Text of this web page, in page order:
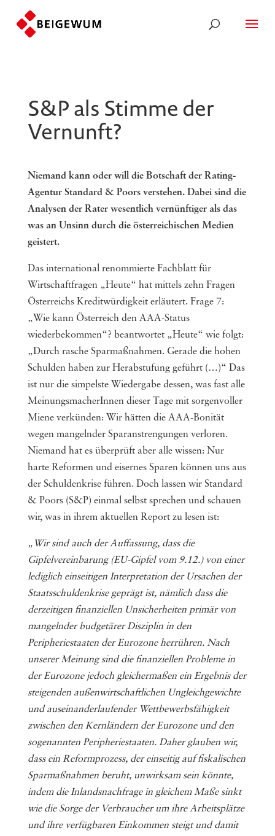
S&P als Stimme der
Vernunft?
Niemand kann oder will die Botschaft der Rating-
Agentur Standard & Poors verstehen. Dabei sind die
Analysen der Rater wesentlich vernünftiger als das
was an Unsinn durch die österreichischen Medien
geistert.
Das international renommierte Fachblatt für
Wirtschaftfragen „Heute“ hat mittels zehn Fragen
Österreichs Kreditwürdigkeit erläutert. Frage 7:
„Wie kann Österreich den AAA-Status
wiederbekommen“? beantwortet „Heute“ wie folgt:
„Durch rasche Sparmaßnahmen. Gerade die hohen
Schulden haben zur Herabstufung geführt (…)“ Das
ist nur die simpelste Wiedergabe dessen, was fast alle
MeinungsmacherInnen dieser Tage mit sorgenvoller
Miene verkünden: Wir hätten die AAA-Bonität
wegen mangelnder Sparanstrengungen verloren.
Niemand hat es überprüft aber alle wissen: Nur
harte Reformen und eisernes Sparen können uns aus
der Schuldenkrise führen. Doch lassen wir Standard
& Poors (S&P) einmal selbst sprechen und schauen
wir, was in ihrem aktuellen Report zu lesen ist:
„Wir sind auch der Auffassung, dass die
Gipfelvereinbarung (EU-Gipfel vom 9.12.) von einer
lediglich einseitigen Interpretation der Ursachen der
Staatsschuldenkrise geprägt ist, nämlich dass die
derzeitigen finanziellen Unsicherheiten primär von
mangelnder budgetärer Disziplin in den
Peripheriestaaten der Eurozone herrühren. Nach
unserer Meinung sind die finanziellen Probleme in
der Eurozone jedoch gleichermaßen ein Ergebnis der
steigenden außenwirtschaftlichen Ungleichgewichte
und auseinanderlaufender Wettbewerbsfähigkeit
zwischen den Kernländern der Eurozone und den
sogenannten Peripheriestaaten. Daher glauben wir,
dass ein Reformprozess, der einseitig auf fiskalischen
Sparmaßnahmen beruht, unwirksam sein könnte,
indem die Inlandsnachfrage in gleichem Maße sinkt
wie die Sorge der Verbraucher um ihre Arbeitsplätze
und ihre verfügbaren Einkommen steigt und damit